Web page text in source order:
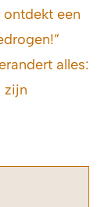
ontdekt een
alles:
zijn